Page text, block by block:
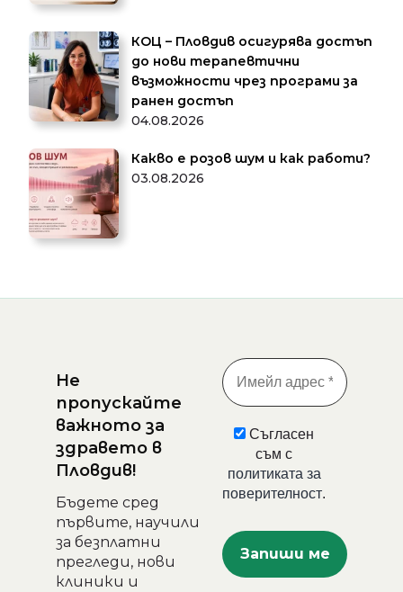
КОЦ – Пловдив осигурява достъп
до нови терапевтични
възможности чрез програми за
ранен достъп
04.08.2026
Какво е розов шум и как работи?
03.08.2026
Не
пропускайте
важното за
здравето в
Пловдив!
Бъдете сред
първите, научили
за безплатни
прегледи, нови
клиники и
Съгласен
съм с
политиката за
поверителност.